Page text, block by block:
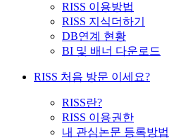
RISS 이용방법
RISS 지식더하기
DB연계 현황
BI 및 배너 다운로드
RISS 처음 방문 이세요?
RISS란?
RISS 이용권한
내 관심논문 등록방법